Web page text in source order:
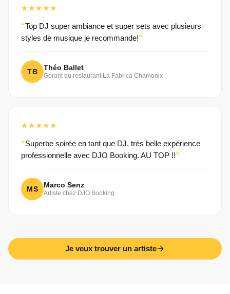
★★★★★
Top DJ super ambiance et super sets avec plusieurs
styles de musique je recommande!
TB Théo Ballet
Gérant du restaurant La Fabrica Chamonix
★★★★★
Superbe soirée en tant que DJ, très belle expérience
professionnelle avec DJO Booking. AU TOP !!
MS Marco Senz
Artiste chez DJO Booking
Je veux trouver un artiste